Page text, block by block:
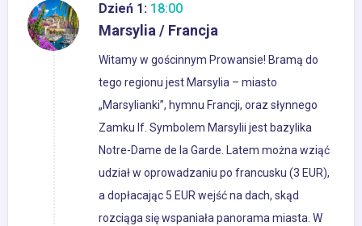
Dzień 1: 18:00
Marsylia / Francja
Witamy w gościnnym Prowansie! Bramą do
tego regionu jest Marsylia – miasto
„Marsylianki”, hymnu Francji, oraz słynnego
Zamku If. Symbolem Marsylii jest bazylika
Notre-Dame de la Garde. Latem można wziąć
udział w oprowadzaniu po francusku (3 EUR),
a dopłacając 5 EUR wejść na dach, skąd
rozciąga się wspaniała panorama miasta. W